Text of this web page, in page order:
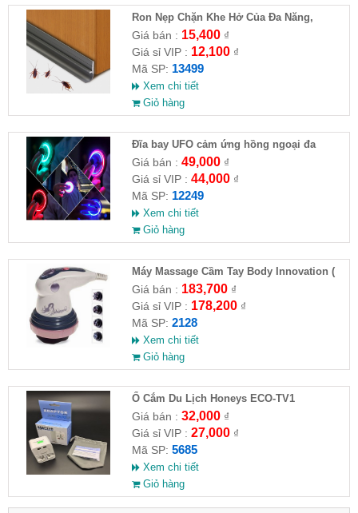
Ron Nẹp Chặn Khe Hở Của Đa Năng,
Chống Côn Trùng( HĐ )
Giá bán : 15,400₫
Giá sỉ VIP : 12,100₫
Mã SP: 13499
Xem chi tiết
Giỏ hàng
Đĩa bay UFO cảm ứng hồng ngoại đa
chiều tự động bay về
Giá bán : 49,000₫
Giá sỉ VIP : 44,000₫
Mã SP: 12249
Xem chi tiết
Giỏ hàng
Máy Massage Cầm Tay Body Innovation (
HĐ )
Giá bán : 183,700₫
Giá sỉ VIP : 178,200₫
Mã SP: 2128
Xem chi tiết
Giỏ hàng
Ổ Cắm Du Lịch Honeys ECO-TV1
Giá bán : 32,000₫
Giá sỉ VIP : 27,000₫
Mã SP: 5685
Xem chi tiết
Giỏ hàng